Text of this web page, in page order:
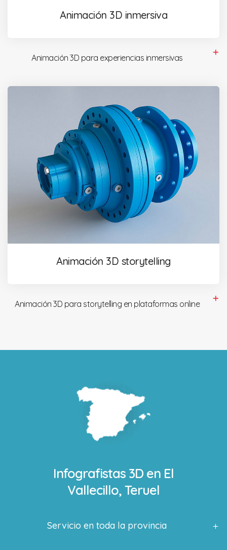
Animación 3D inmersiva
Animación 3D para experiencias inmersivas
Animación 3D storytelling
Animación 3D para storytelling en plataformas online
Infografistas 3D en El
Vallecillo, Teruel
Servicio en toda la provincia